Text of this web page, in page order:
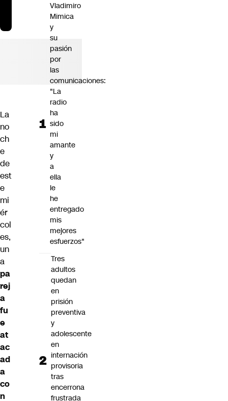
La
no
ch
e
de
est
e
mi
ér
col
es,
un
a
pa
rej
a
fu
e
at
ac
ad
a
co
n
Vladimiro
Mimica
y
su
pasión
por
las
comunicaciones:
"La
radio
ha
sido
mi
amante
y
a
ella
le
he
entregado
mis
mejores
esfuerzos"
Tres
adultos
quedan
en
prisión
preventiva
y
adolescente
en
internación
provisoria
tras
encerrona
frustrada